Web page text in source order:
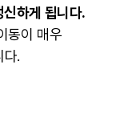
하게 됩니다.
동이 매우
다.